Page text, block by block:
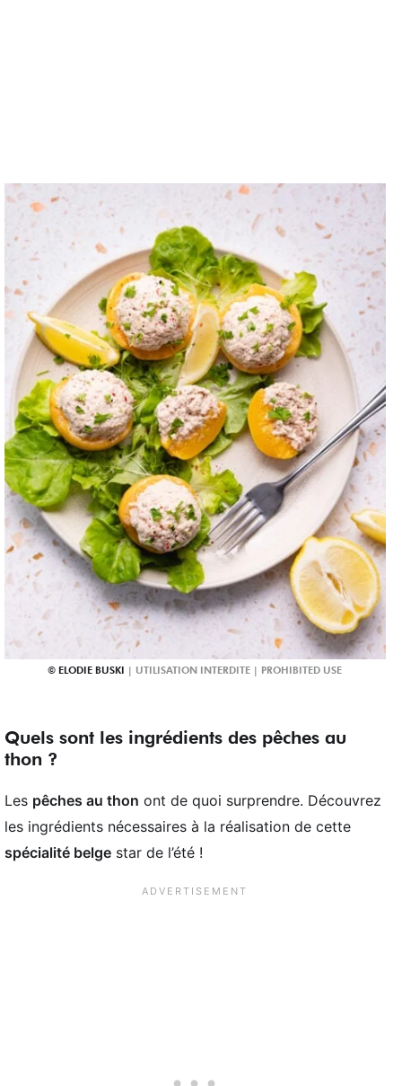
ELODIE BUSKI
Quels sont les ingrédients des pêches au
thon ?
Les pêches au thon ont de quoi surprendre. Découvrez
les ingrédients nécessaires à la réalisation de cette
spécialité belge star de l’été !